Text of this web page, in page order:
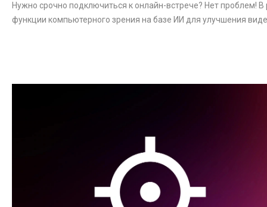
Нужно срочно подключиться к онлайн-встрече? Нет проблем!
функции компьютерного зрения на базе ИИ для улучшения